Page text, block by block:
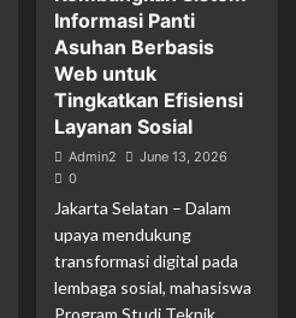
Informasi Panti
Asuhan Berbasis
Web untuk
Tingkatkan Efisiensi
Layanan Sosial
Admin2
June 13, 2026
0
Jakarta Selatan – Dalam
upaya mendukung
transformasi digital pada
lembaga sosial, mahasiswa
Program Studi Teknik...